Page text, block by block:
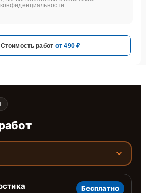
конфиденциальности
Стоимость работ от 490 ₽
Бесплатно